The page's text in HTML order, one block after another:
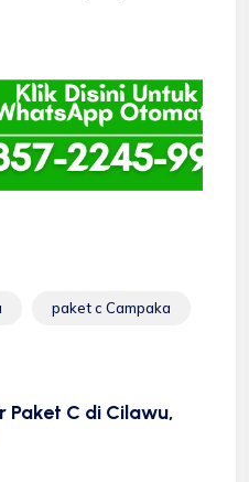
paket c Campaka
Paket C di Cilawu,